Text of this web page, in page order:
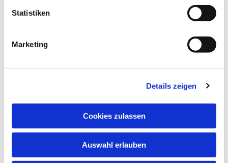
Statistiken
Marketing
Details zeigen
Cookies zulassen
Auswahl erlauben
Pfarrei Hl. Johannes XXIII.
Tempelhof-Buckow
Bistumswallfahrt